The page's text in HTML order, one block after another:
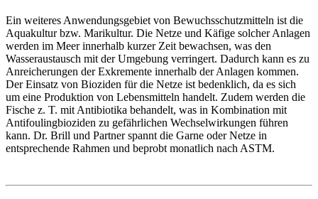
Ein weiteres Anwendungsgebiet von Bewuchsschutzmitteln ist die
Aquakultur bzw. Marikultur. Die Netze und Käfige solcher Anlagen
werden im Meer innerhalb kurzer Zeit bewachsen, was den
Wasseraustausch mit der Umgebung verringert. Dadurch kann es zu
Anreicherungen der Exkremente innerhalb der Anlagen kommen.
Der Einsatz von Bioziden für die Netze ist bedenklich, da es sich
um eine Produktion von Lebensmitteln handelt. Zudem werden die
Fische z. T. mit Antibiotika behandelt, was in Kombination mit
Antifoulingbioziden zu gefährlichen Wechselwirkungen führen
kann. Dr. Brill und Partner spannt die Garne oder Netze in
entsprechende Rahmen und beprobt monatlich nach ASTM.